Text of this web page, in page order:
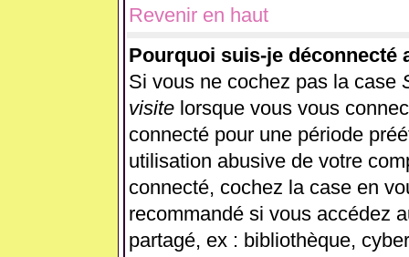
Revenir en haut
Pourquoi suis-je déconnecté
Si vous ne cochez pas la case
visitelorsque vous vous
connecté pour une période
utilisation abusive de votre
connecté, cochez la case en
recommandé si vous accédez
partagé, ex : bibliothèque,